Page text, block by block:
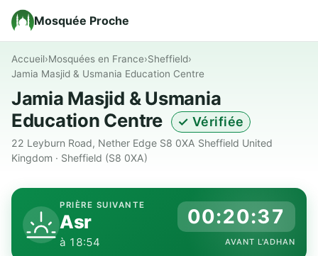
Mosquée Proche
Accueil›Mosquées en France›Sheffield›
Jamia Masjid & Usmania Education Centre
Jamia Masjid & Usmania
Education Centre
✓ Vérifiée
22 Leyburn Road, Nether Edge S8 0XA Sheffield United
Kingdom · Sheffield (S8 0XA)
PRIÈRE SUIVANTE
Asr
à 18:54
00:20:36
AVANT L'ADHAN